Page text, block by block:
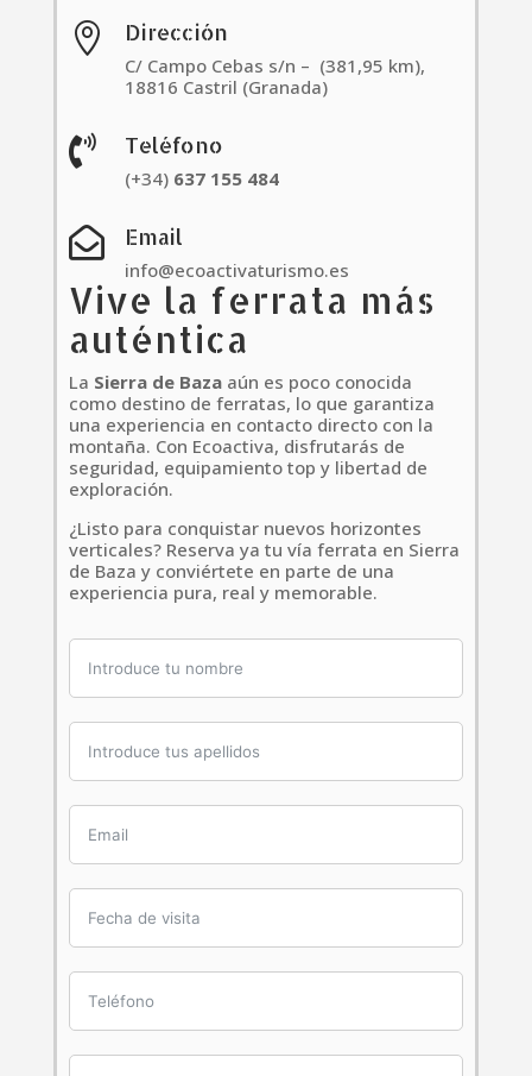

Dirección
C/ Campo Cebas s/n – (381,95 km),
18816 Castril (Granada)
 Teléfono
(+34) 637 155 484
 Email
info@ecoactivaturismo.es
Vive la ferrata más
auténtica
La Sierra de Bazaaún es poco conocida
como destino de ferratas, lo que garantiza
una experiencia en contacto directo con la
montaña. Con Ecoactiva, disfrutarás de
seguridad, equipamiento top y libertad de
exploración.
¿Listo para conquistar nuevos horizontes
verticales? Reserva ya tu vía ferrata en Sierra
de Baza y conviértete en parte de una
experiencia pura, real y memorable.